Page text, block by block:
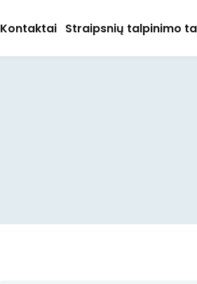
Kontaktai Straipsnių talpinimo